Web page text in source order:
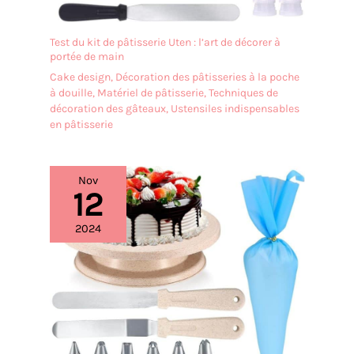
Test du kit de pâtisserie Uten : l’art de décorer à
portée de main
Cake design, Décoration des pâtisseries à la poche
à douille, Matériel de pâtisserie,Techniques de
décoration des gâteaux, Ustensiles indispensables
en pâtisserie
Nov
12
2024